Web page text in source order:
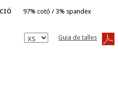
97% cotó / 3% spandex
Guia de talles